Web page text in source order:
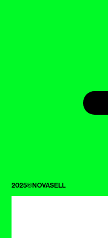
2025©NOVASELL